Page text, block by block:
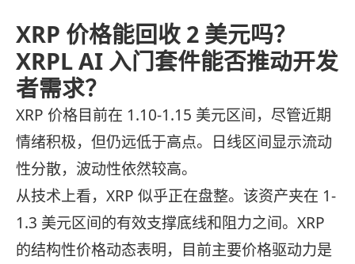
XRP 价格能回收 2 美元吗？
XRPL AI 入门套件能否推动开发
者需求？
XRP 价格目前在 1.10-1.15 美元区间，尽管近期
情绪积极，但仍远低于高点。日线区间显示流动
性分散，波动性依然较高。
从技术上看，XRP 似乎正在盘整。该资产夹在 1-
1.3 美元区间的有效支撑底线和阻力之间。XRP
的结构性价格动态表明，目前主要价格驱动力是